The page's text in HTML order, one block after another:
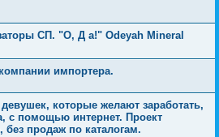
СП. "О, Д а!" Odeyah Mineral
импортера.
которые желают заработать,
с помощью интернет. Проект
продаж по каталогам.